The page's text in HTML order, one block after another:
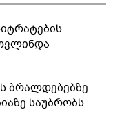
ბრალდებებზე
საუბრობს